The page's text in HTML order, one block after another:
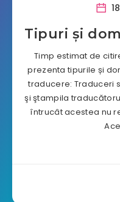
Tipuri şi
Timp estimat de
prezenta tipurile și
traducere: Traduceri
şi ştampila
întrucât acestea nu